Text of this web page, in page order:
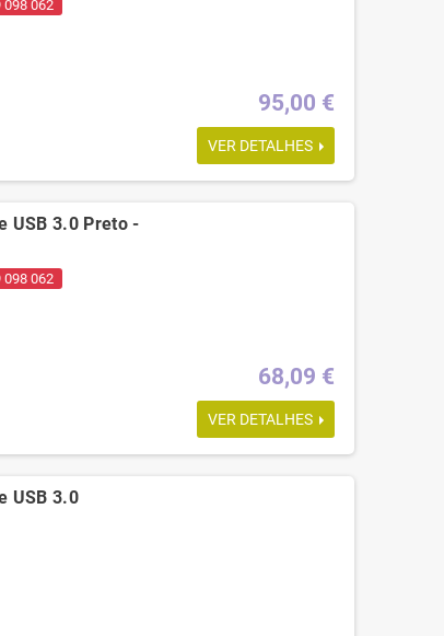
062
95,00 €
VER DETALHES
USB 3.0 Preto -
062
68,09 €
VER DETALHES
USB 3.0